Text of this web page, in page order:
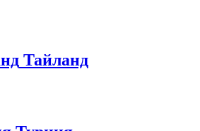
Тайланд